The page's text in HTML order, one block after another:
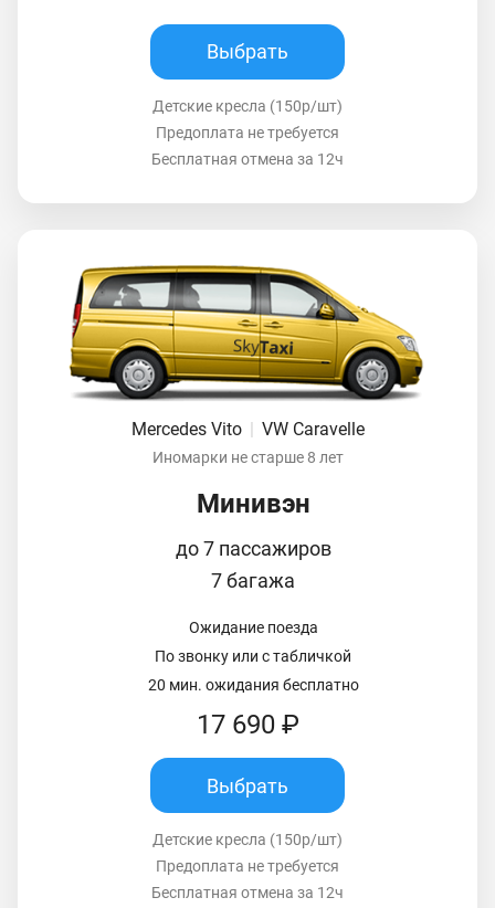
Выбрать
Детские кресла (150р/шт)
Предоплата не требуется
Бесплатная отмена за 12ч
Mercedes Vito VW Caravelle
Иномарки не старше 8 лет
Минивэн
до 7 пассажиров
7 багажа
Ожидание поезда
По звонку или с табличкой
20 мин. ожидания бесплатно
17 690 ₽
Выбрать
Детские кресла (150р/шт)
Предоплата не требуется
Бесплатная отмена за 12ч